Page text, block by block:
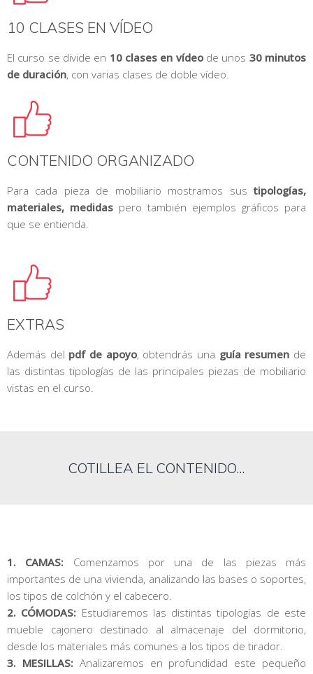
10 CLASES EN VÍDEO
El curso se divide en 10 clases en vídeode unos 30 minutos
de duración, con varias clases de doble vídeo.
CONTENIDO ORGANIZADO
Para cada pieza de mobiliario mostramos sus tipologías,
materiales, medidas pero también ejemplos gráficos para
que se entienda.
EXTRAS
Además del pdf de apoyo, obtendrás una guía resumen de
las distintas tipologías de las principales piezas de mobiliario
vistas en el curso.
COTILLEA EL CONTENIDO...
1. CAMAS: Comenzamos por una de las piezas más
importantes de una vivienda, analizando las bases o soportes,
los tipos de colchón y el cabecero.
2. CÓMODAS: Estudiaremos las distintas tipologías de este
mueble cajonero destinado al almacenaje del dormitorio,
desde los materiales más comunes a los tipos de tirador.
3. MESILLAS: Analizaremos en profundidad este pequeño